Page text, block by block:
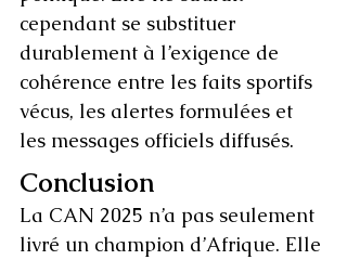
cependant se substituer
durablement à l’exigence de
cohérence entre les faits sportifs
vécus, les alertes formulées et
les messages officiels diffusés.
Conclusion
La CAN 2025 n’a pas seulement
livré un champion d’Afrique. Elle